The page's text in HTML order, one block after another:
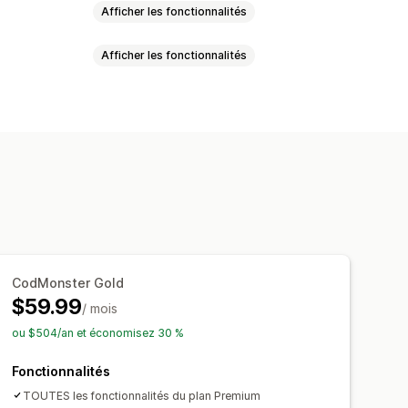
Afficher les fonctionnalités
en un clic
achat
Suivi de pixel
Afficher les fonctionnalités
des données
des statuts
CodMonster Gold
$59.99/ mois
ou $504/an et économisez 30 %
Fonctionnalités
TOUTES les fonctionnalités du plan Premium